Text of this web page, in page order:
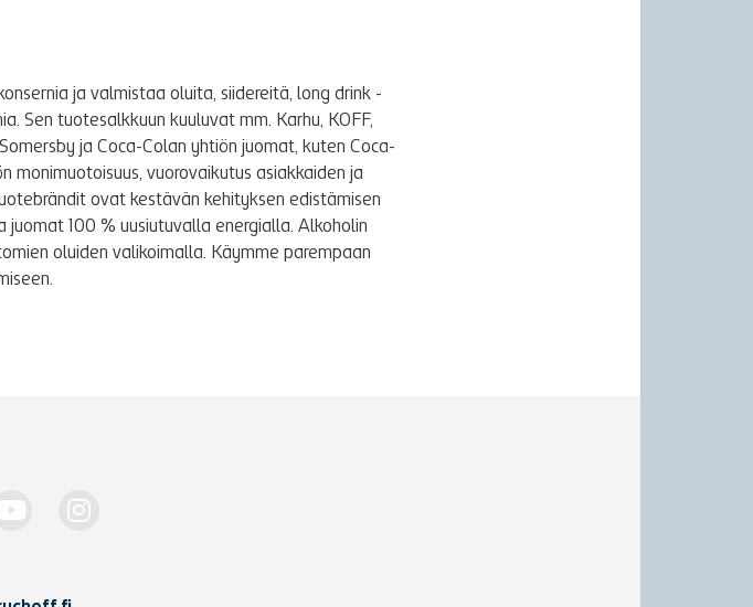
ja valmistaa oluita, siidereitä, long drink -
Sen tuotesalkkuun kuuluvat mm. Karhu, KOFF,
ja Coca-Colan yhtiön juomat, kuten Coca-
monimuotoisuus, vuorovaikutus asiakkaiden ja
ovat kestävän kehityksen edistämisen
100 % uusiutuvalla energialla. Alkoholin
oluiden valikoimalla. Käymme parempaan